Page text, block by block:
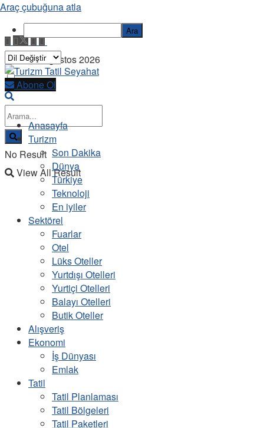
Cuma, 7 Ağustos 2026
No Result
View All Result
Abone Ol
Anasayfa
Turizm
Son Dakika
Dünya
Türkiye
Teknoloji
En iyiler
Sektörel
Fuarlar
Otel
Lüks Oteller
Yurtdışı Otelleri
Yurtiçi Otelleri
Balayı Otelleri
Butik Oteller
Alışveriş
Ekonomi
İş Dünyası
Emlak
Tatil
Tatil Planlaması
Tatil Bölgeleri
Tatil Paketleri
Araç çubuğuna atla
Ara